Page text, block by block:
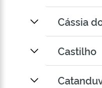
Cássia
Castilho